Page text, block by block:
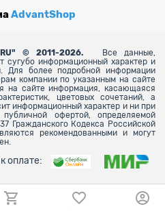
AdvantShop
© 2011-2026.
Все данные,
сугубо информационный характер и
Для более подробной информации
компании по указанным на сайте
на сайте информация, касающаяся
цветовых сочетаний, а
информационный характер и ни при
офертой, определяемой
Гражданского Кодекса Российской
рекомендованными и могут
оплате: